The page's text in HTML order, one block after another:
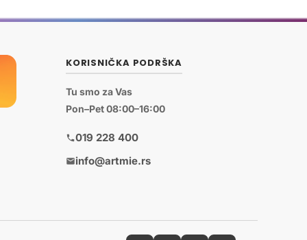
KORISNIČKA PODRŠKA
Tu smo za Vas
Pon–Pet 08:00–16:00
019 228 400
info@artmie.rs